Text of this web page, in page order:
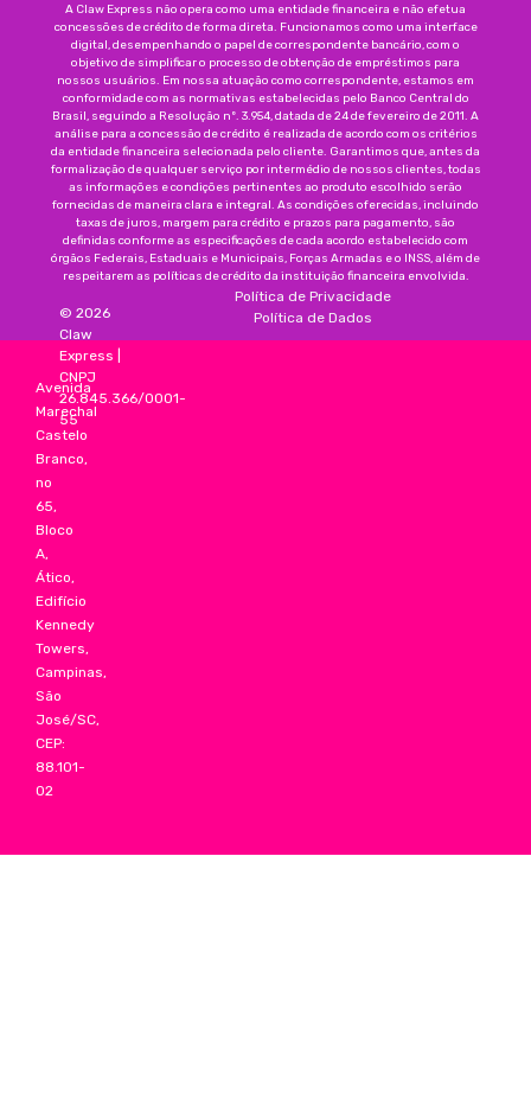
A Claw Express não opera como uma entidade financeira e não efetua
concessões de crédito de forma direta. Funcionamos como uma interface
digital, desempenhando o papel de correspondente bancário, com o
objetivo de simplificar o processo de obtenção de empréstimos para
nossos usuários. Em nossa atuação como correspondente, estamos em
conformidade com as normativas estabelecidas pelo Banco Central do
Brasil, seguindo a Resolução nº. 3.954, datada de 24 de fevereiro de 2011. A
análise para a concessão de crédito é realizada de acordo com os critérios
da entidade financeira selecionada pelo cliente. Garantimos que, antes da
formalização de qualquer serviço por intermédio de nossos clientes, todas
as informações e condições pertinentes ao produto escolhido serão
fornecidas de maneira clara e integral. As condições oferecidas, incluindo
taxas de juros, margem para crédito e prazos para pagamento, são
definidas conforme as especificações de cada acordo estabelecido com
órgãos Federais, Estaduais e Municipais, Forças Armadas e o INSS, além de
respeitarem as políticas de crédito da instituição financeira envolvida.
Avenida
Marechal
Castelo
Branco,
no
65,
Bloco
A,
Ático,
Edifício
Kennedy
Towers,
Campinas,
São
José/SC,
CEP:
88.101-
02
© 2026
Claw
Express
CNPJ
26.845.366/0001-
55
Política de Privacidade
Política de Dados